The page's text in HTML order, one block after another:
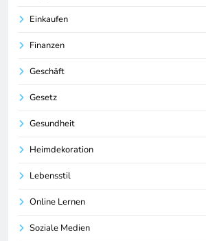
Einkaufen
Finanzen
Geschäft
Gesetz
Gesundheit
Heimdekoration
Lebensstil
Online Lernen
Soziale Medien